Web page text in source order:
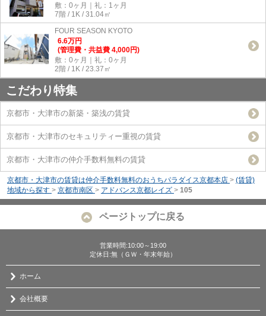
敷：0ヶ月｜礼：1ヶ月
7階 / 1K / 31.04㎡
FOUR SEASON KYOTO
6.6万円
(管理費・共益費 4,000円)
敷：0ヶ月｜礼：0ヶ月
2階 / 1K / 23.37㎡
こだわり特集
京都市・大津市の新築・築浅の賃貸
京都市・大津市のセキュリティー重視の賃貸
京都市・大津市の仲介手数料無料の賃貸
京都市・大津市の賃貸は仲介手数料無料のおうちパラダイス京都本店 > (賃貸)
地域から探す > 京都市南区 > アドバンス京都レイズ > 105
ページトップに戻る
営業時間:10:00～19:00
定休日:無（ＧＷ・年末年始）
ホーム
会社概要